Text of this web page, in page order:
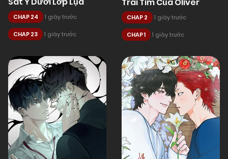
CHAP 24 1 giây trước
CHAP 23 1 giây trước
Trái Tim Của Oliver
CHAP 2 1 giây trước
CHAP 1 1 giây trước